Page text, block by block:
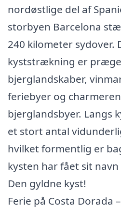
nordøstlige del af
storbyen Barcelona
240 kilometer sydover.
kyststrækning er
bjerglandskaber,
feriebyer og
bjerglandsbyer. Langs
et stort antal
hvilket formentlig er
kysten har fået sit navn
Den gyldne kyst!
Ferie på Costa Dorada